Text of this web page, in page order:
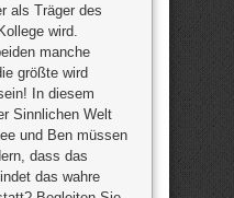
als Träger des
wird.
manche
größte wird
In diesem
Sinnlichen Welt
und Ben müssen
dass das
das wahre